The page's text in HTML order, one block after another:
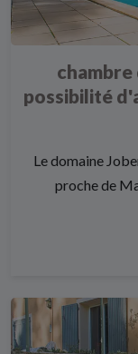
possibilité
Le domaine
proche de